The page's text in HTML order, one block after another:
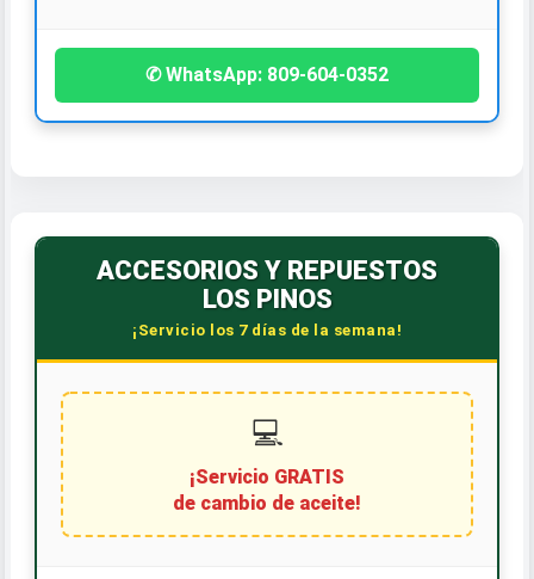
✆ WhatsApp: 809-604-0352
ACCESORIOS Y REPUESTOS
LOS PINOS
¡Servicio los 7 días de la semana!
💻
¡Servicio GRATIS
de cambio de aceite!